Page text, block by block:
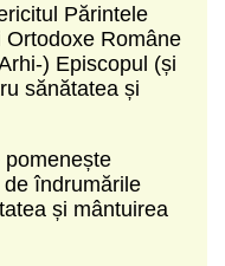
Părintele
Române
) Episcopul (și
sănătatea și
îndrumările
și mântuirea